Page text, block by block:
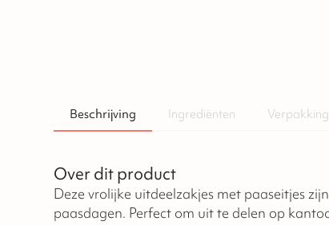
Beschrijving Ingrediënten Verpakking
Over dit product
Deze vrolijke uitdeelzakjes met paaseitjes
paasdagen. Perfect om uit te delen op